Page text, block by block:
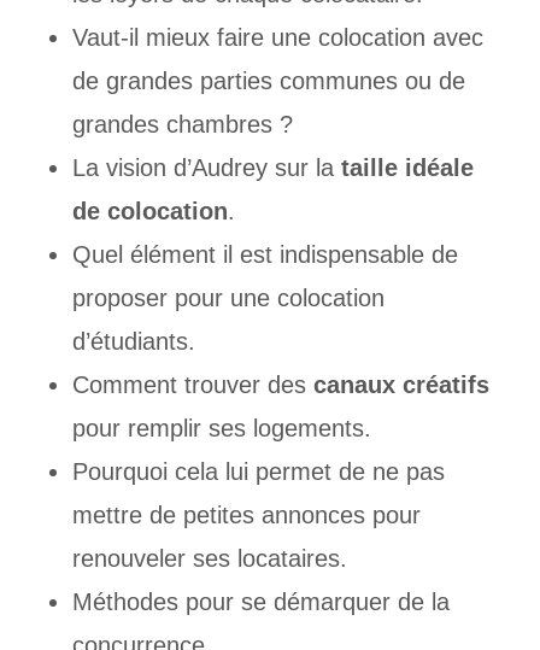
Vaut-il mieux faire une colocation avec
de grandes parties communes ou de
grandes chambres ?
La vision d’Audrey sur lataille idéale
de colocation.
Quel élément il est indispensable de
proposer pour une colocation
d’étudiants.
Comment trouver des canaux créatifs
pour remplir ses logements.
Pourquoi cela lui permet de ne pas
mettre de petites annonces pour
renouveler ses locataires.
Méthodes pour se démarquer de la